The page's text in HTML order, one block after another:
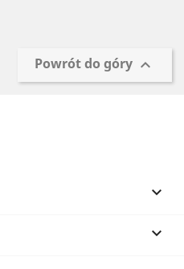
Powrót do góry 

